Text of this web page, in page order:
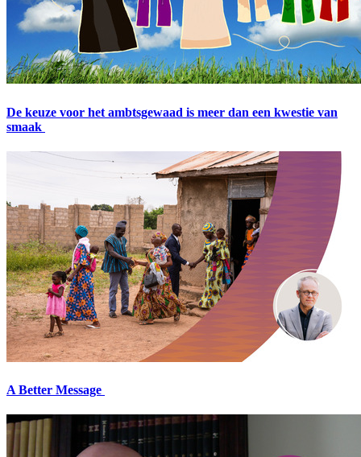
De keuze voor het ambtsgewaad is meer dan een kwestie van
smaak
A Better Message